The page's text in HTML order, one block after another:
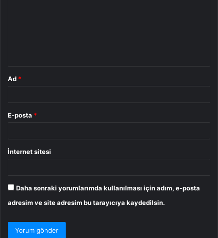
Ad *
E-posta *
İnternet sitesi
Daha sonraki yorumlarımda kullanılması için adım, e-posta
adresim ve site adresim bu tarayıcıya kaydedilsin.